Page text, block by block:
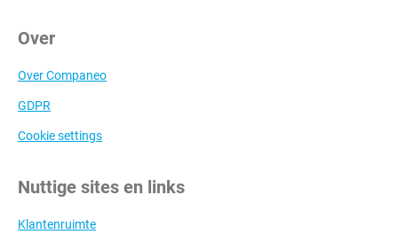
Over
Over Companeo
GDPR
Cookie settings
Nuttige sites en links
Klantenruimte